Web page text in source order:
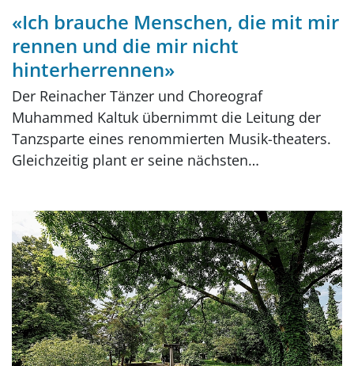
«Ich brauche Menschen, die mit mir
rennen und die mir nicht
hinterherrennen»
Der Reinacher Tänzer und Choreograf
Muhammed Kaltuk übernimmt die Leitung der
Tanzsparte eines renommierten Musik-theaters.
Gleichzeitig plant er seine nächsten…